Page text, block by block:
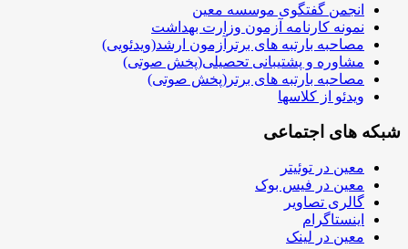
انجمن گفتگوی موسسه معین
نمونه کارنامه آزمون وزارت بهداشت
مصاحبه بارتبه های برترآزمون ارشد(ویدئویی)
مشاوره و پشتیبانی تحصیلی(پخش صوتی)
مصاحبه بارتبه های برتر(پخش صوتی)
ویدئو از کلاسها
شبکه های اجتماعی
معین در توئیتر
معین در فیس بوک
گالری تصاویر
اینستاگرام
معین در لینک